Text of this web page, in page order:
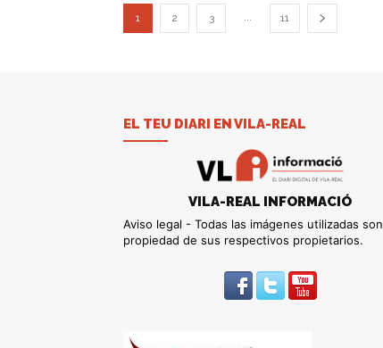
1 2 3 ... 11
EL TEU DIARI EN VILA-REAL
VILA-REAL INFORMACIÓ
Aviso legal - Todas las imágenes utilizadas son
propiedad de sus respectivos propietarios.